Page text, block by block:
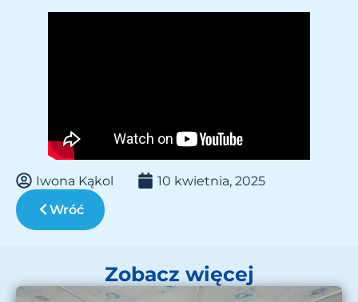
Iwona Kąkol
10 kwietnia, 2025
Wróć
Zobacz więcej